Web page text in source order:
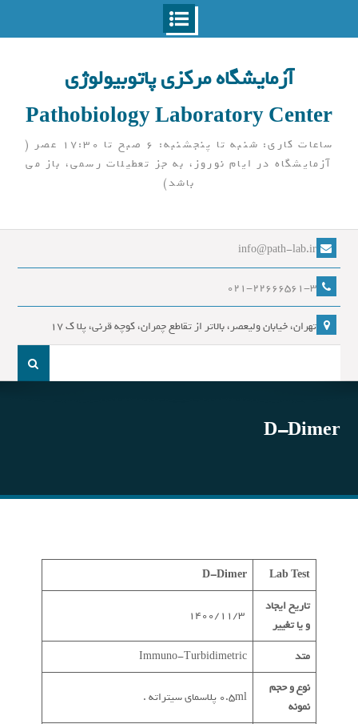
آزمایشگاه مرکزی پاتوبیولوژی
Pathobiology Laboratory Center
ساعات کاری: شنبه تا پنجشنبه: 6 صبح تا 17:30 عصر (
آزمایشگاه در ایام نوروز، به جز تعطیلات رسمی، باز می
باشد)
info@path-lab.ir
021-22666561-3
تهران، خیابان ولیعصر، بالاتر از تقاطع چمران، کوچه قرنی، پلا ک 17
جست
D-Dimer
Lab Test
D-Dimer
تاریخ ایجاد
و یا تغییر
متد
Immuno-Turbidimetric
نوع و حجم
نمونه
0.5ml پلاسمای سیتراته .